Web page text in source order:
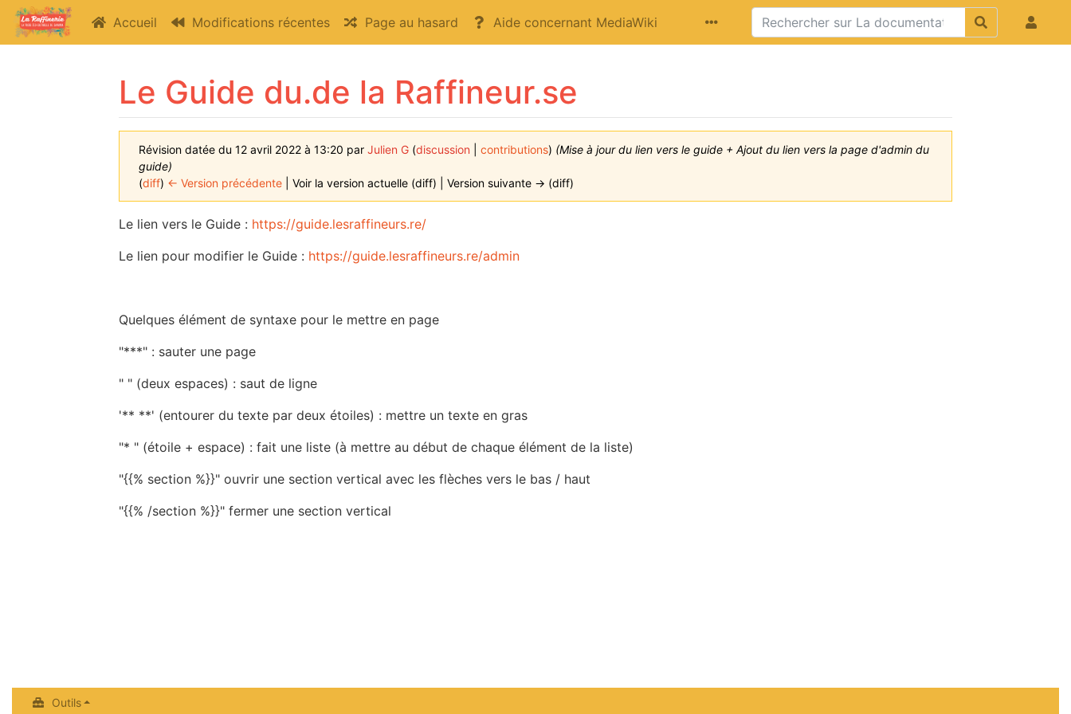
Accueil Modifications récentes Page au hasard Aide concernant MediaWiki
Le Guide du.de la Raffineur.se
Révision datée du 12 avril 2022 à 13:20 par Julien G (discussion contributions) (Mise à jour du lien vers le guide + Ajout du lien vers la page d'admin du
guide)
(diff) ← Version précédente | Voir la version actuelle (diff) | Version suivante → (diff)
Aller à : navigation,rechercher
Le lien vers le Guide : https://guide.lesraffineurs.re/
Le lien pour modifier le Guide : https://guide.lesraffineurs.re/admin
Quelques élément de syntaxe pour le mettre en page
"***" : sauter une page
" " (deux espaces) : saut de ligne
'** **' (entourer du texte par deux étoiles) : mettre un texte en gras
"* " (étoile + espace) : fait une liste (à mettre au début de chaque élément de la liste)
"{{% section %}}" ouvrir une section vertical avec les flèches vers le bas / haut
"{{% /section %}}" fermer une section vertical
Outils